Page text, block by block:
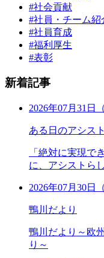
#社会貢献
#社員・チーム紹
#社員育成
#福利厚生
#表彰
新着記事
2026年07月31日
ある日のアシスト
「絶対に実現
に、アシストら
2026年07月30日
鴨川だより
鴨川だより～欧
り～